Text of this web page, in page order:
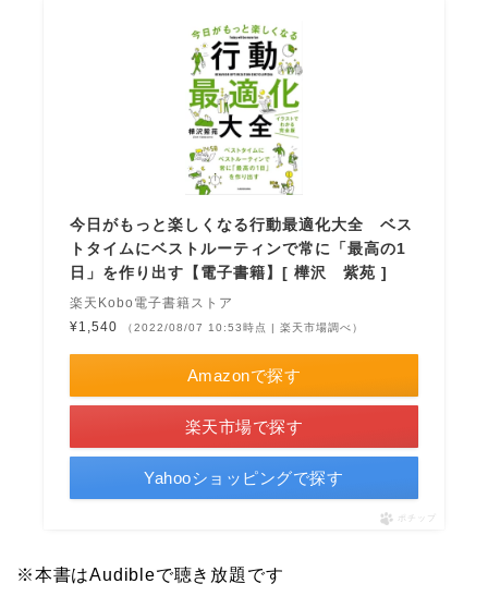
今日がもっと楽しくなる行動最適化大全 ベス
トタイムにベストルーティンで常に「最高の1
日」を作り出す【電子書籍】[ 樺沢 紫苑 ]
楽天Kobo電子書籍ストア
¥1,540
（2022/08/07 10:53時点 | 楽天市場調べ）
Amazonで探す
楽天市場で探す
Yahooショッピングで探す
ポチップ
※本書はAudibleで聴き放題です